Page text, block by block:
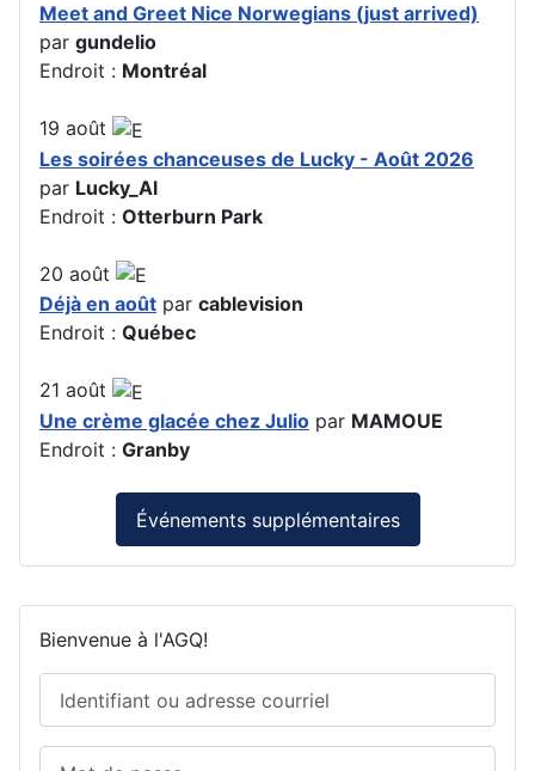
Bienvenue à l'AGQ!
Meet and Greet Nice Norwegians (just arrived)
par gundelio
Endroit : Montréal
19 août
Les soirées chanceuses de Lucky - Août 2026
par Lucky_Al
Endroit : Otterburn Park
20 août
Déjà en août par cablevision
Endroit : Québec
21 août
Une crème glacée chez Julio par MAMOUE
Endroit : Granby
Événements supplémentaires